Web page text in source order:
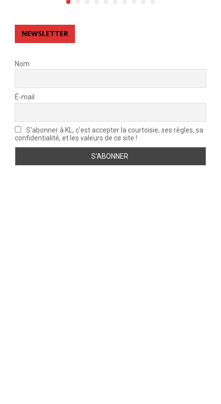
NEWSLETTER
Nom
É-mail
S'abonner à KL, c'est accepter la courtoisie, ses règles, sa
confidentialité, et les valeurs de ce site !